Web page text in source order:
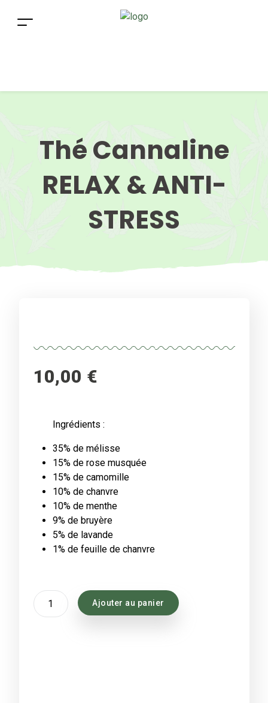
Thé Cannaline
RELAX & ANTI-
STRESS
10,00 €
Ingrédients :
35% de mélisse
15% de rose musquée
15% de camomille
10% de chanvre
10% de menthe
9% de bruyère
5% de lavande
1% de feuille de chanvre
quantité
de
Ajouter au panier